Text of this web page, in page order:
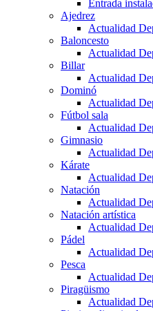
Entrada
Ajedrez
Actualidad
Baloncesto
Actualidad
Billar
Actualidad
Dominó
Actualidad
Fútbol sala
Actualidad
Gimnasio
Actualidad
Kárate
Actualidad
Natación
Actualidad
Natación artística
Actualidad
Pádel
Actualidad
Pesca
Actualidad
Piragüismo
Actualidad